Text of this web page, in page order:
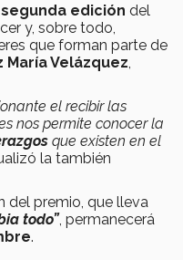
edición del
y, sobre todo,
que forman parte de
María Velázquez
el recibir las
nos permite conocer la
que existen en el
la también
del premio, que lleva
todo”, permanecerá
.